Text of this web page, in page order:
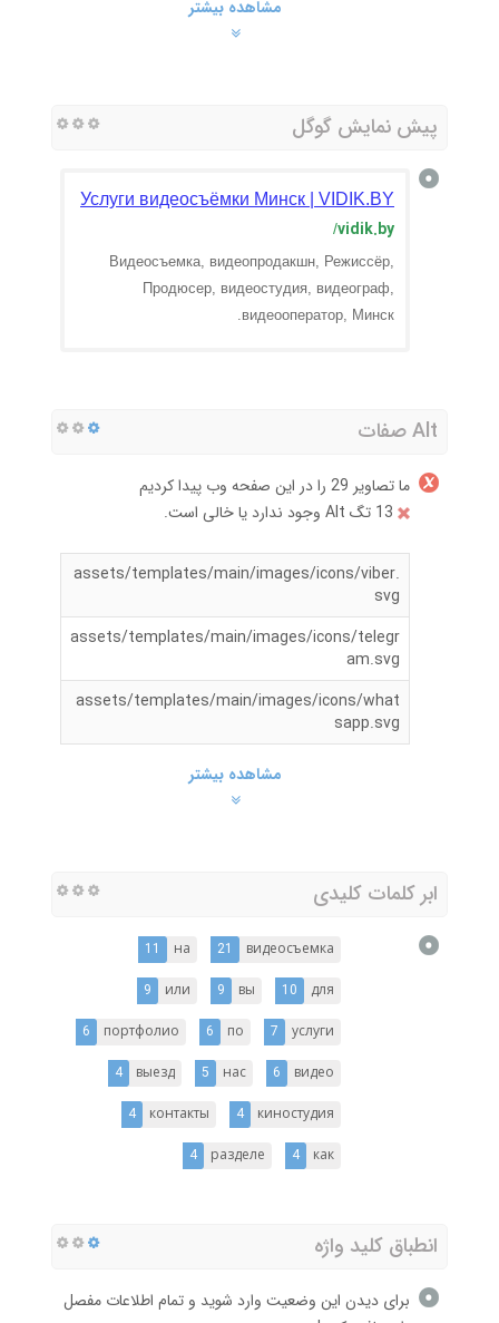
مشاهده بیشتر
پیش نمایش گوگل
Услуги видеосъёмки Минск | VIDIK.BY
vidik.by
/
Видеосъемка, видеопродакшн, Режиссёр,
Продюсер, видеостудия, видеограф,
видеооператор, Минск.
Alt صفات
ما تصاویر 29 را در این صفحه وب پیدا کردیم
assets/templates/main/images/icons/viber.
svg
assets/templates/main/images/icons/telegr
am.svg
assets/templates/main/images/icons/what
sapp.svg
مشاهده بیشتر
ابر کلمات کلیدی
видеосъемка
21
на
11
для
10
вы
9
или
9
услуги
7
по
6
портфолио
6
видео
6
нас
5
выезд
4
киностудия
4
контакты
4
как
4
разделе
4
انطباق کلید واژه
برای دیدن این وضعیت وارد شوید و تمام اطلاعات مفصل